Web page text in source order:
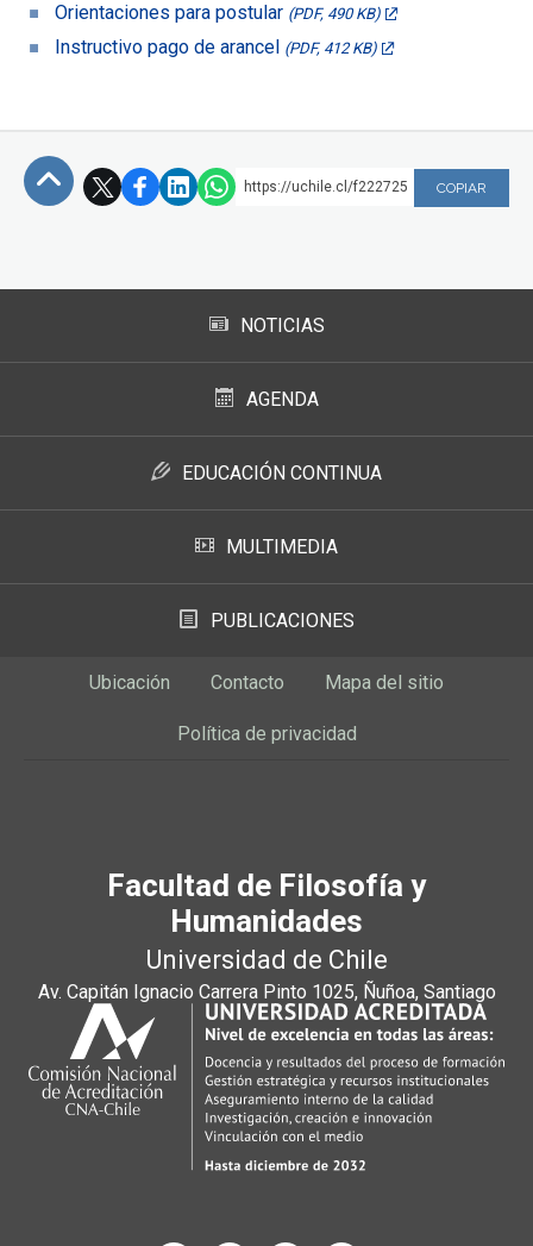
Orientaciones para postular (PDF, 490 KB)
Instructivo pago de arancel (PDF, 412 KB)
https://uchile.cl/f222725 COPIAR
NOTICIAS
AGENDA
EDUCACIÓN CONTINUA
MULTIMEDIA
PUBLICACIONES
Ubicación Contacto Mapa del sitio
Política de privacidad
Facultad de Filosofía y
Humanidades
Universidad de Chile
Av. Capitán Ignacio Carrera Pinto 1025, Ñuñoa, Santiago